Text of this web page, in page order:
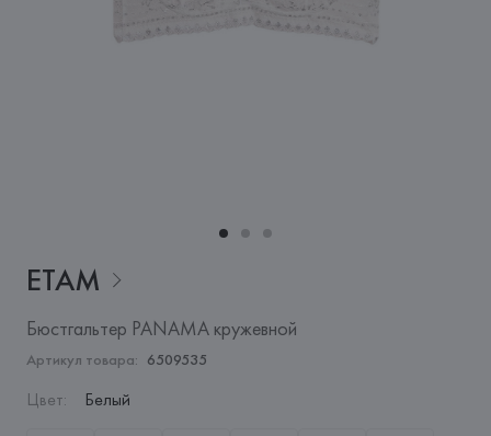
ETAM
Бюстгальтер PANAMA кружевной
Артикул товара: 6509535
Цвет: Белый